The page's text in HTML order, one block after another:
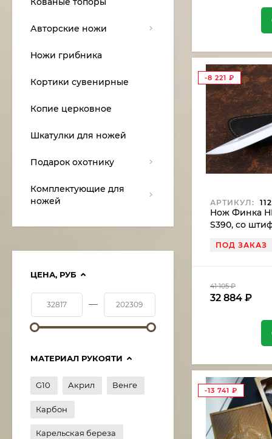
-8 221 ₽
АРТИКУЛ:
Нож Финка
S390, со
ПОД ЗАКАЗ
41 105₽
32 884 ₽
-13 741 ₽
Авторские ножи
Ножи грибника
Кортики сувенирные
Копие церковное
Шкатулки для ножей
Подарок охотнику
Комплектующие для
ножей
ЦЕНА, РУБ
—
МАТЕРИАЛ РУКОЯТИ
G10 Акрил Венге
Карбон
Карельская береза